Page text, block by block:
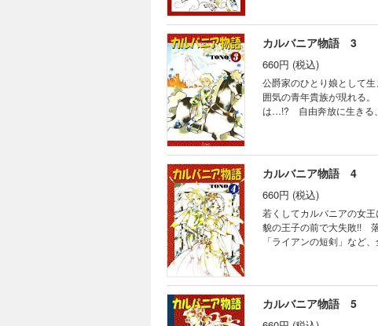
カルバニア物語 3
660円 (税込)
公爵家のひとり娘として
囲気の青年貴族が現れる
は…!? 自由奔放に生きる
カルバニア物語 4
660円 (税込)
若くしてカルバニアの女
貌の王子の前で大失敗!!
「ライアンの短剣」など
カルバニア物語 5